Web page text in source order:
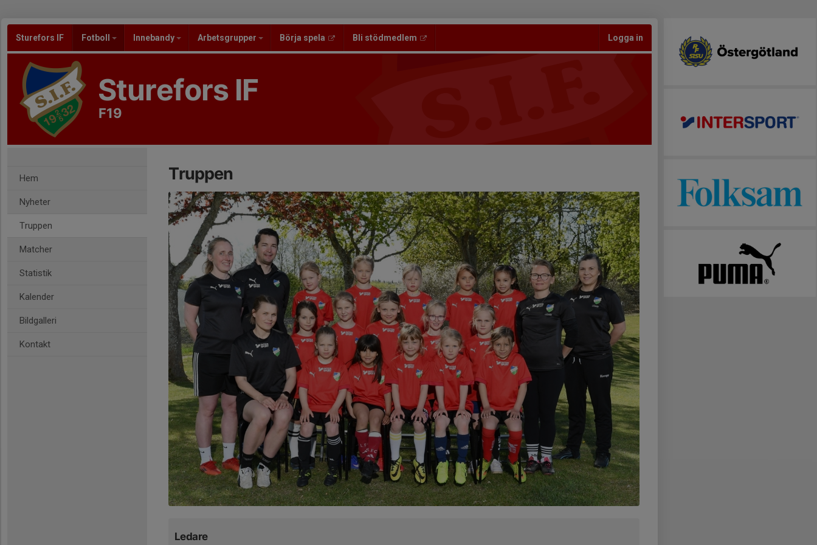
Sturefors IF Fotboll Innebandy Arbetsgrupper Börja spela Bli stödmedlem Logga in
Sturefors IF
F19
Hem
Nyheter
Truppen
Matcher
Statistik
Kalender
Bildgalleri
Kontakt
Truppen
Ledare